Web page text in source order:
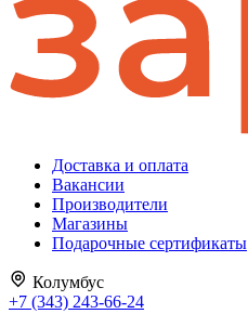
Доставка и оплата
Вакансии
Производители
Магазины
Подарочные сертификаты
Колумбус
+7 (343) 243-66-24